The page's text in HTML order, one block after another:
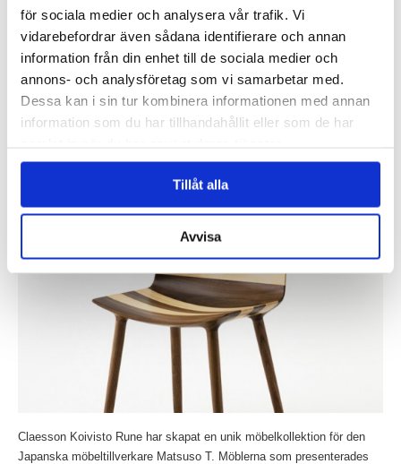
för sociala medier och analysera vår trafik. Vi
vidarebefordrar även sådana identifierare och annan
information från din enhet till de sociala medier och
annons- och analysföretag som vi samarbetar med.
Dessa kan i sin tur kombinera informationen med annan
information som du har tillhandahållit eller som de har
Tillåt alla
Avvisa
Engblad & Co, från Eco Wallpaper, har vunnit en utmärkelse i 2015
års upplaga av Wallpaper* Design Award för tapeten Blur, med design
av Claesson...
Läs mer »
Claesson Koivisto Rune gör randig möbelkollektion
Inlagt den20 januari 2015underÖvrigt.
Claesson Koivisto Rune har skapat en unik möbelkollektion för den
Japanska möbeltillverkare Matsuso T. Möblerna som presenterades